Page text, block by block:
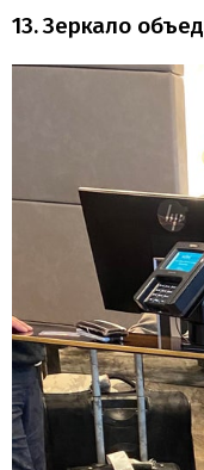
13. Зеркало